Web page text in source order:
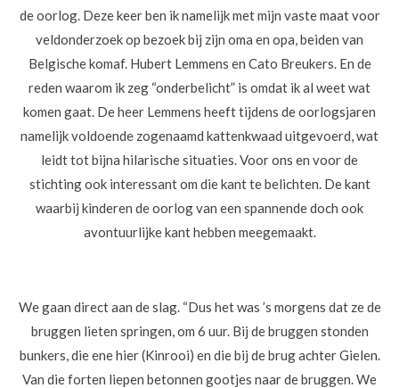
de oorlog. Deze keer ben ik namelijk met mijn vaste maat voor
veldonderzoek op bezoek bij zijn oma en opa, beiden van
Belgische komaf. Hubert Lemmens en Cato Breukers. En de
reden waarom ik zeg “onderbelicht” is omdat ik al weet wat
komen gaat. De heer Lemmens heeft tijdens de oorlogsjaren
namelijk voldoende zogenaamd kattenkwaad uitgevoerd, wat
leidt tot bijna hilarische situaties. Voor ons en voor de
stichting ook interessant om die kant te belichten. De kant
waarbij kinderen de oorlog van een spannende doch ook
avontuurlijke kant hebben meegemaakt.
We gaan direct aan de slag. “Dus het was ’s morgens dat ze de
bruggen lieten springen, om 6 uur. Bij de bruggen stonden
bunkers, die ene hier (Kinrooi) en die bij de brug achter Gielen.
Van die forten liepen betonnen gootjes naar de bruggen. We